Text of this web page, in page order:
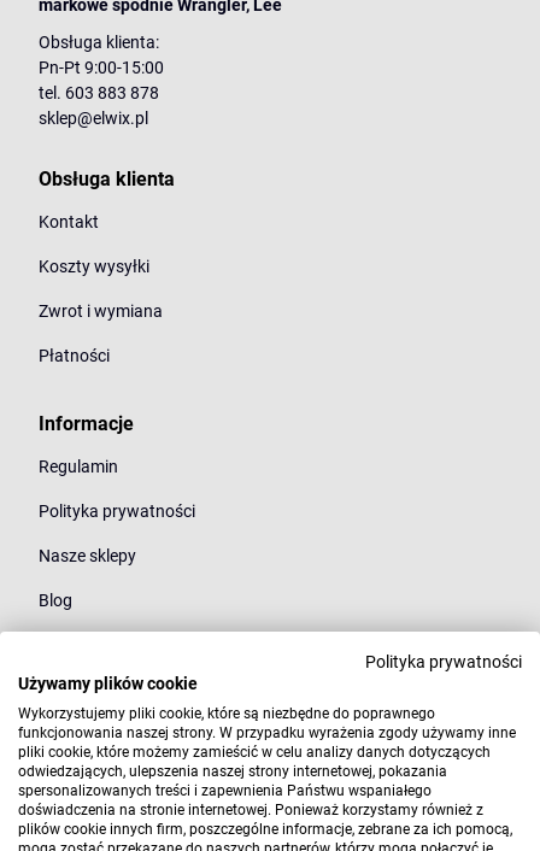
markowe spodnie Wrangler, Lee
Obsługa klienta:
Pn-Pt 9:00-15:00
tel. 603 883 878
sklep@elwix.pl
Obsługa klienta
Kontakt
Koszty wysyłki
Zwrot i wymiana
Płatności
Informacje
Regulamin
Polityka prywatności
Nasze sklepy
Blog
Młodzież
Styl
Marki
Polityka prywatności
Używamy plików cookie
Wykorzystujemy pliki cookie, które są niezbędne do poprawnego
funkcjonowania naszej strony. W przypadku wyrażenia zgody używamy inne
pliki cookie, które możemy zamieścić w celu analizy danych dotyczących
odwiedzających, ulepszenia naszej strony internetowej, pokazania
spersonalizowanych treści i zapewnienia Państwu wspaniałego
doświadczenia na stronie internetowej. Ponieważ korzystamy również z
plików cookie innych firm, poszczególne informacje, zebrane za ich pomocą,